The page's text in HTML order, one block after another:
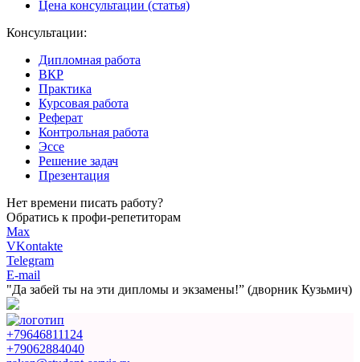
Цена консультации (статья)
Консультации:
Дипломная работа
ВКР
Практика
Курсовая работа
Реферат
Контрольная работа
Эссе
Решение задач
Презентация
Нет времени писать работу?
Обратись к профи-репетиторам
Max
VKontakte
Telegram
E-mail
"Да забей ты на эти дипломы и экзамены!” (дворник Кузьмич)
+79646811124
+79062884040